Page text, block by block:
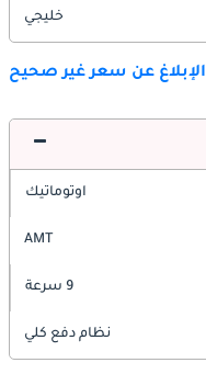
خليجي
الإبلاغ عن سعر غير صحيح
اوتوماتيك
AMT
9 سرعة
نظام دفع كلي